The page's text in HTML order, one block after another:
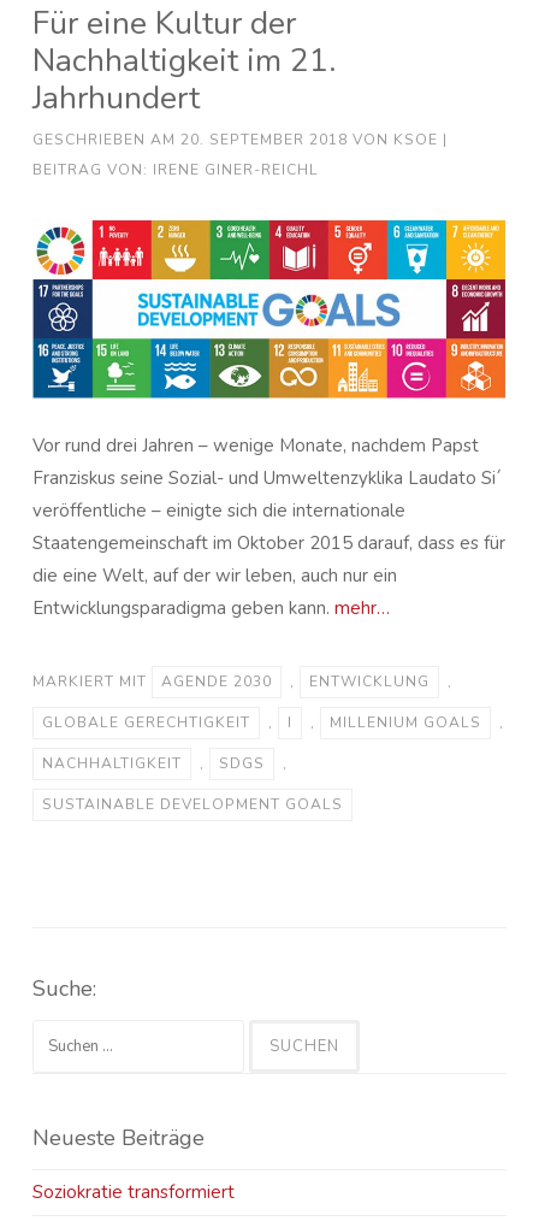
Für eine Kultur der
Nachhaltigkeit im 21.
Jahrhundert
GESCHRIEBEN AM 20. SEPTEMBER 2018 VON KSOE |
BEITRAG VON: IRENE GINER-REICHL
Vor rund drei Jahren – wenige Monate, nachdem Papst
Franziskus seine Sozial- und Umweltenzyklika Laudato Si´
veröffentliche – einigte sich die internationale
Staatengemeinschaft im Oktober 2015 darauf, dass es für
die eine Welt, auf der wir leben, auch nur ein
Entwicklungsparadigma geben kann. mehr…
MARKIERT MIT AGENDE 2030 , ENTWICKLUNG ,
GLOBALE GERECHTIGKEIT , I , MILLENIUM GOALS ,
NACHHALTIGKEIT , SDGS ,
SUSTAINABLE DEVELOPMENT GOALS
Suche:
Suchen
Neueste Beiträge
Soziokratie transformiert